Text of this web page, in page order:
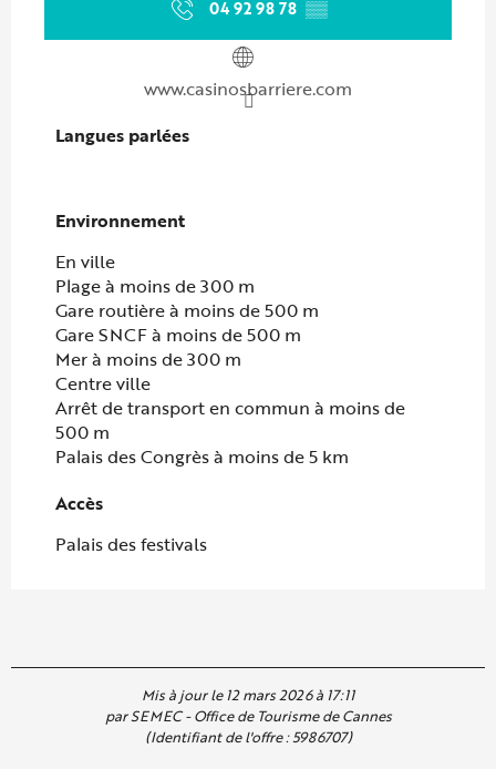
04 92 98 78 ▒▒
www.casinosbarriere.com
Langues parlées
Langues parlées
Environnement
Environnement
En ville
Plage à moins de 300 m
Gare routière à moins de 500 m
Gare SNCF à moins de 500 m
Mer à moins de 300 m
Centre ville
Arrêt de transport en commun à moins de
500 m
Palais des Congrès à moins de 5 km
Accès
Accès
Palais des festivals
Mis à jour le 12 mars 2026 à 17:11
par SEMEC - Office de Tourisme de Cannes
(Identifiant de l'offre :5986707)